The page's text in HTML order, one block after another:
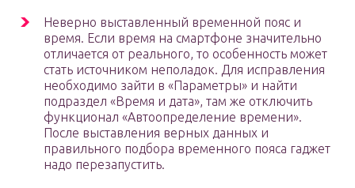
Неверно выставленный временной пояс и
время. Если время на смартфоне значительно
отличается от реального, то особенность может
стать источником неполадок. Для исправления
необходимо зайти в «Параметры» и найти
подраздел «Время и дата», там же отключить
функционал «Автоопределение времени».
После выставления верных данных и
правильного подбора временного пояса гаджет
надо перезапустить.